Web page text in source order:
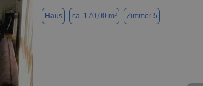
Haus ca. 170,00 m² Zimmer 5